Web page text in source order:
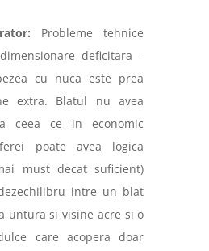
Probleme tehnice
deficitara –
cu nuca este prea
extra. Blatul nu avea
ceea ce in economic
poate avea logica
must decat suficient)
intre un blat
untura si visine acre si o
care acopera doar